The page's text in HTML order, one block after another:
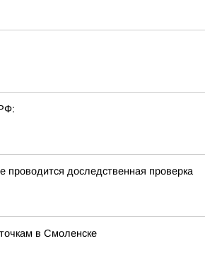
проводится доследственная проверка
в Смоленске